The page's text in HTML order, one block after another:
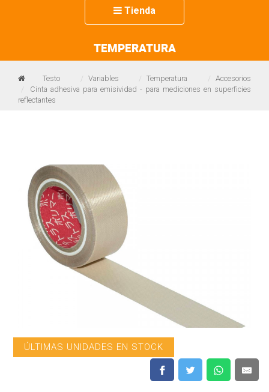
Tienda
navigation
TEMPERATURA
Testo Variables Temperatura
Accesorios
Cinta adhesiva para emisividad - para mediciones en superficies
reflectantes
ÚLTIMAS UNIDADES EN STOCK